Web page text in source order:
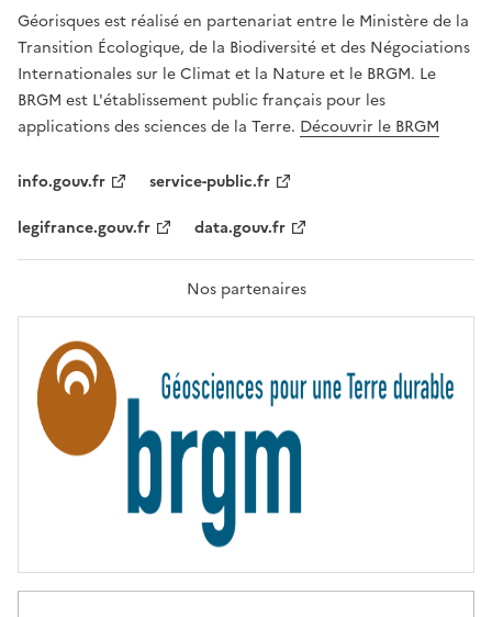
T
É
,
É
G
A
L
F
A
T
R
T
É
Géorisques est réalisé en partenariat entre le Ministère de la
Transition Écologique, de la Biodiversité et des Négociations
Internationales sur le Climat et la Nature et le BRGM. Le
BRGM est L'établissement public français pour les
applications des sciences de la Terre. Découvrir le BRGM
info.gouv.fr
service-public.fr
legifrance.gouv.fr
data.gouv.fr
Nos partenaires